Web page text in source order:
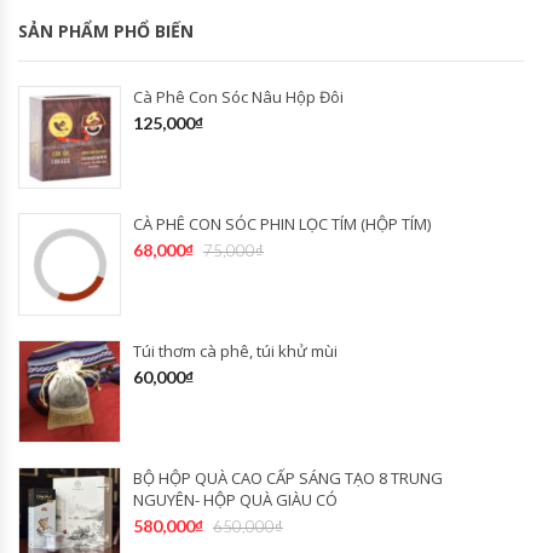
SẢN PHẨM PHỔ BIẾN
Cà Phê Con Sóc Nâu Hộp Đôi
125,000₫
CÀ PHÊ CON SÓC PHIN LỌC TÍM (HỘP TÍM)
75,000₫
68,000₫
Túi thơm cà phê, túi khử mùi
60,000₫
BỘ HỘP QUÀ CAO CẤP SÁNG TẠO 8 TRUNG
NGUYÊN- HỘP QUÀ GIÀU CÓ
650,000₫
580,000₫